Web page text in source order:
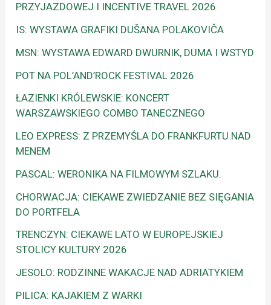
PRZYJAZDOWEJ I INCENTIVE TRAVEL 2026
IS: WYSTAWA GRAFIKI DUŠANA POLAKOVIČA
MSN: WYSTAWA EDWARD DWURNIK, DUMA I WSTYD
POT NA POL’AND’ROCK FESTIVAL 2026
ŁAZIENKI KRÓLEWSKIE: KONCERT
WARSZAWSKIEGO COMBO TANECZNEGO
LEO EXPRESS: Z PRZEMYŚLA DO FRANKFURTU NAD
MENEM
PASCAL: WERONIKA NA FILMOWYM SZLAKU.
CHORWACJA: CIEKAWE ZWIEDZANIE BEZ SIĘGANIA
DO PORTFELA
TRENCZYN: CIEKAWE LATO W EUROPEJSKIEJ
STOLICY KULTURY 2026
JESOLO: RODZINNE WAKACJE NAD ADRIATYKIEM
PILICA: KAJAKIEM Z WARKI